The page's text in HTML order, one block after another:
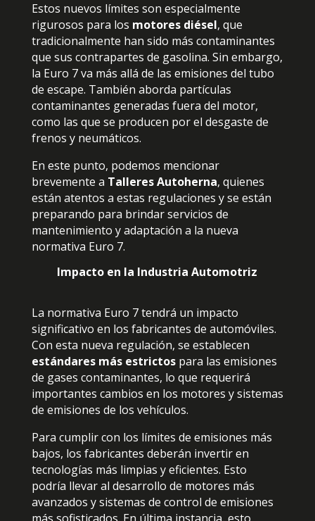
Estos nuevos límites son especialmente
rigurosos para los motores diésel, que
tradicionalmente han sido más contaminantes
que sus contrapartes de gasolina. Sin embargo,
la Euro 7 va más allá de las emisiones del tubo
de escape. También aborda partículas
contaminantes generadas fuera del motor,
como las que se producen por el desgaste de
frenos y neumáticos.
En este punto, podemos mencionar
brevemente a Talleres Autoherna, quienes
están atentos a estas regulaciones y se están
preparando para brindar servicios de
mantenimiento y adaptación a la nueva
normativa Euro 7.
Impacto en la Industria Automotriz
La normativa Euro 7 tendrá un impacto
significativo en los fabricantes de automóviles.
Con esta nueva regulación, se establecen
estándares más estrictospara las emisiones
de gases contaminantes, lo que requerirá
importantes cambios en los motores y sistemas
de emisiones de los vehículos.
Para cumplir con los límites de emisiones más
bajos, los fabricantes deberán invertir en
tecnologías más limpias y eficientes. Esto
podría llevar al desarrollo de motores más
avanzados y sistemas de control de emisiones